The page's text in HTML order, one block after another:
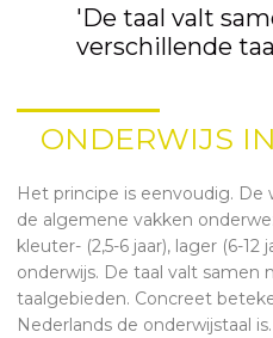
'De taal valt
verschillende
ONDERWIJS
Het principe is eenvoudig.
de algemene vakken
kleuter- (2,5-6 jaar), lager (6-12
onderwijs. De taal valt samen
taalgebieden. Concreet
Nederlands de onderwijstaal